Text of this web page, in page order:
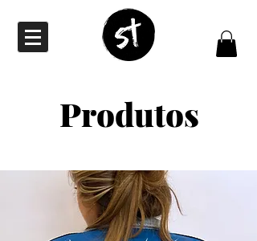
Serviços
Produtos